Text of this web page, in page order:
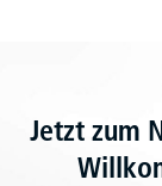
Jetzt zum